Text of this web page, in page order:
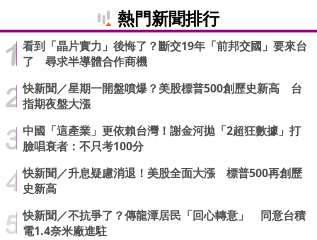
熱門新聞排行
看到「晶片實力」後悔了？斷交19年「前邦交國」要來台
了 尋求半導體合作商機
快新聞／星期一開盤噴爆？美股標普500創歷史新高 台
指期夜盤大漲
中國「這產業」更依賴台灣！謝金河拋「2超狂數據」打
臉唱衰者：不只考100分
快新聞／升息疑慮消退！美股全面大漲 標普500再創歷
史新高
快新聞／不抗爭了？傳龍潭居民「回心轉意」 同意台積
電1.4奈米廠進駐